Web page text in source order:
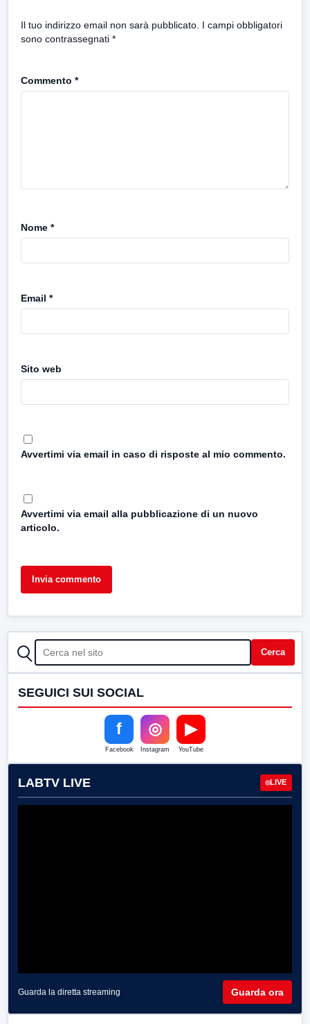
Il tuo indirizzo email non sarà pubblicato. I campi obbligatori
sono contrassegnati *
Commento *
Nome *
Email *
Sito web
Avvertimi via email in caso di risposte al mio commento.
Avvertimi via email alla pubblicazione di un nuovo
articolo.
CERCA Cerca
SEGUICI SUI SOCIAL
f
Facebook
◎
Instagram
▶
YouTube
LABTV LIVE LIVE
Guarda la diretta streaming Guarda ora